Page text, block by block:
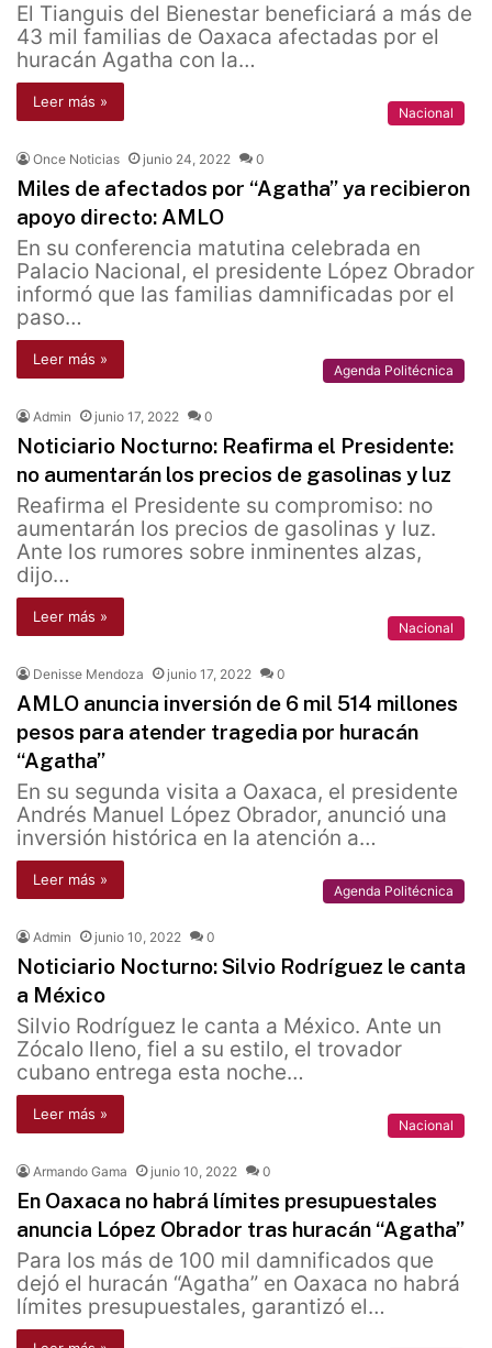
El Tianguis del Bienestar beneficiará a más de
43 mil familias de Oaxaca afectadas por el
huracán Agatha con la…
Leer más »
Nacional
Once Noticias junio 24, 2022 0
Miles de afectados por “Agatha” ya recibieron
apoyo directo: AMLO
En su conferencia matutina celebrada en
Palacio Nacional, el presidente López Obrador
informó que las familias damnificadas por el
paso…
Leer más »
Agenda Politécnica
Admin junio 17, 2022 0
Noticiario Nocturno: Reafirma el Presidente:
no aumentarán los precios de gasolinas y luz
Reafirma el Presidente su compromiso: no
aumentarán los precios de gasolinas y luz.
Ante los rumores sobre inminentes alzas,
dijo…
Leer más »
Nacional
Denisse Mendoza junio 17, 2022 0
AMLO anuncia inversión de 6 mil 514 millones
pesos para atender tragedia por huracán
“Agatha”
En su segunda visita a Oaxaca, el presidente
Andrés Manuel López Obrador, anunció una
inversión histórica en la atención a…
Leer más »
Agenda Politécnica
Admin junio 10, 2022 0
Noticiario Nocturno: Silvio Rodríguez le canta
a México
Silvio Rodríguez le canta a México. Ante un
Zócalo lleno, fiel a su estilo, el trovador
cubano entrega esta noche…
Leer más »
Nacional
Armando Gama junio 10, 2022 0
En Oaxaca no habrá límites presupuestales
anuncia López Obrador tras huracán “Agatha”
Para los más de 100 mil damnificados que
dejó el huracán “Agatha” en Oaxaca no habrá
límites presupuestales, garantizó el…